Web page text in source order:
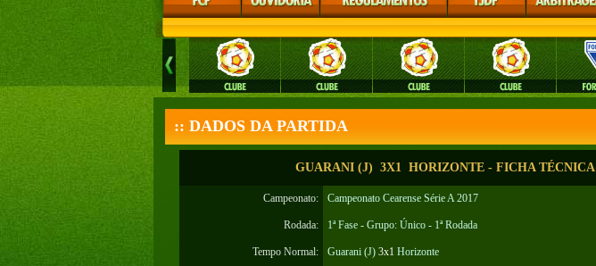
:: DADOS DA PARTIDA
GUARANI (J) 3X1 HORIZONTE - FICHA TÉCNICA
Campeonato: Campeonato Cearense Série A 2017
Rodada: 1ª Fase - Grupo: Único - 1ª Rodada
Tempo Normal: Guarani (J)3x1 Horizonte